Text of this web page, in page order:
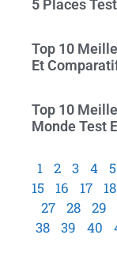
5 Places
Top 10
Et
Top 10
Monde Test
1 2 3 4 5
15
16 17 18
27
28 29
38
39 40